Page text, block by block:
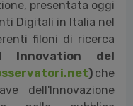
presentata oggi
Digitali in Italia nel
filoni di ricerca
Innovation del
) che
dell'Innovazione